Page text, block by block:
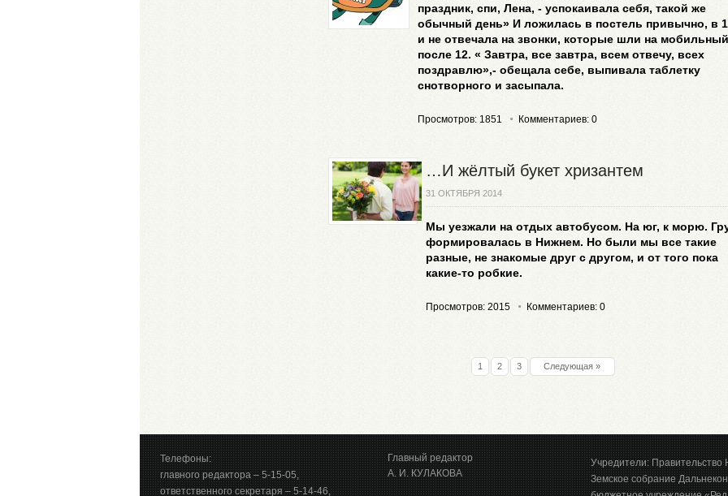
праздник, спи, Лена, - успокаивала себя, такой же
обычный день» И ложилась в постель привычно, в
и не отвечала на звонки, которые шли на мобильный
после 12. « Завтра, все завтра, всем отвечу, всех
поздравлю»,- обещала себе, выпивала таблетку
снотворного и засыпала.
Просмотров: 1851 Комментариев: 0
…И жёлтый букет хризантем
31 ОКТЯБРЯ 2014
Мы уезжали на отдых автобусом. На юг, к морю.
формировалась в Нижнем. Но были мы все такие
разные, не знакомые друг с другом, и от того пока
какие-то робкие.
Просмотров: 2015 Комментариев: 0
1 2 3 Следующая »
Телефоны:
главного редактора – 5-15-05,
ответственного секретаря – 5-14-46,
Главный редактор
А. И. КУЛАКОВА
Учредители: Правительство
Земское собрание